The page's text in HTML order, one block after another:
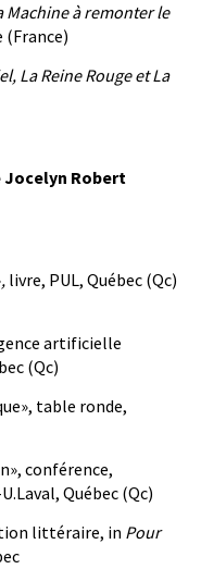
Machine à remonter le
(France)
La Reine Rouge et La
Jocelyn Robert
, livre, PUL, Québec (Qc)
artificielle
(Qc)
table ronde,
conférence,
Québec (Qc)
littéraire, in Pour